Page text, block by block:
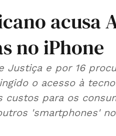
acusa
no iPhone
Justiça e por 16
o acesso à
custos para os
'smartphones'